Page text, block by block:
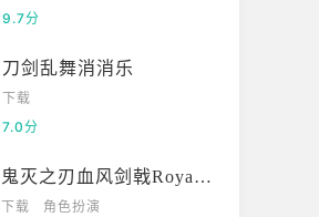
9.7分
刀剑乱舞消消乐
下载
7.0分
鬼灭之刃血风剑戟Royale国际服
下载
角色扮演